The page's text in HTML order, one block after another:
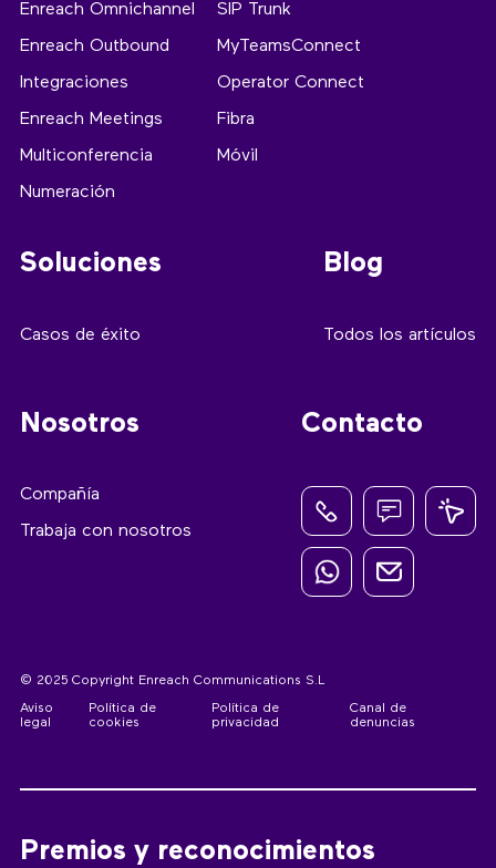
Enreach Omnichannel
Enreach Outbound
Integraciones
Enreach Meetings
Multiconferencia
Numeración
SIP Trunk
MyTeamsConnect
Operator Connect
Fibra
Móvil
Soluciones
Casos de éxito
Blog
Todos los artículos
Nosotros
Compañía
Trabaja con nosotros
Contacto
© 2025 Copyright Enreach Communications S.L
Aviso
legal
Política de
cookies
Política de
privacidad
Canal de
denuncias
Premios y reconocimientos